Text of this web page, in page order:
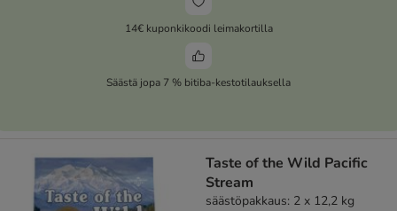
14€ kuponkikoodi leimakortilla
Säästä jopa 7 % bitiba-kestotilauksella
Taste of the Wild Pacific
Stream
säästöpakkaus: 2 x 12,2 kg